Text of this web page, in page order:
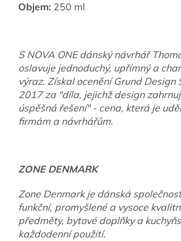
Objem: 250 ml
S NOVA ONE dánský návrhář
oslavuje jednoduchý, upřímný a
výraz. Získal ocenění Grund Design
2017 za "díla, jejichž design
úspěšná řešení" - cena, která je
firmám a návrhářům.
ZONE DENMARK
Zone Denmark je dánská
funkční, promyšlené a vysoce
předměty, bytové doplňky a
každodenní použití.